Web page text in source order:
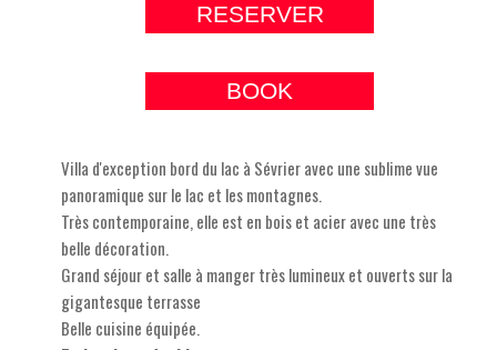
RESERVER
BOOK
Villa d'exception bord du lac à Sévrier avec une sublime vue
panoramique sur le lac et les montagnes.
Très contemporaine, elle est en bois et acier avec une très
belle décoration.
Grand séjour et salle à manger très lumineux et ouverts sur la
gigantesque terrasse
Belle cuisine équipée.